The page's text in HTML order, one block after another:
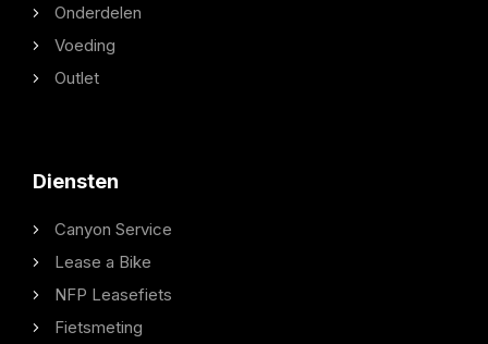
Onderdelen
Voeding
Outlet
Diensten
Canyon Service
Lease a Bike
NFP Leasefiets
Fietsmeting